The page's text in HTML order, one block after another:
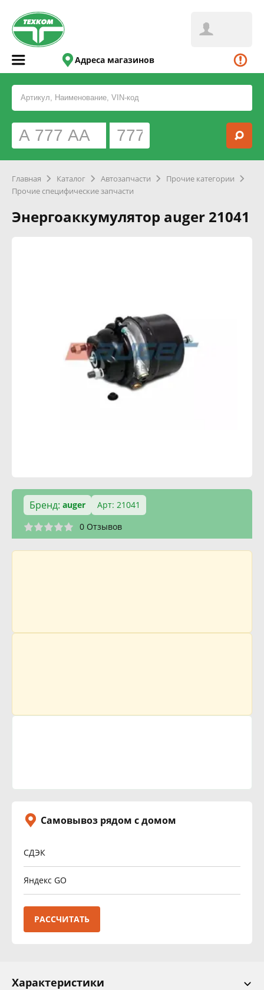
Адреса магазинов
Главная Каталог Автозапчасти
Прочие категории
Прочие специфические запчасти
Энергоаккумулятор auger 21041
Бренд: auger
Арт: 21041
0 Отзывов
Самовывоз рядом с домом
СДЭК
Яндекс GO
РАССЧИТАТЬ
Характеристики